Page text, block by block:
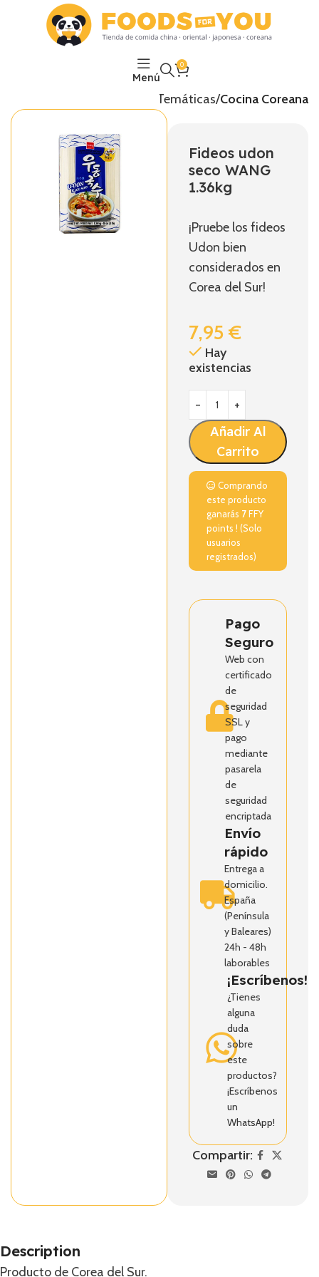
Menú
0
Temáticas Cocina Coreana
Fideos udon
seco WANG
1.36kg
¡Pruebe los fideos
Udon bien
considerados en
Corea del Sur!
7,95€
Hay
existencias
Añadir Al
Carrito
Comprando
este producto
ganarás 7FFY
points ! (Solo
usuarios
registrados)
Pago
Seguro
Web con
certificado
de
seguridad
SSL y
pago
mediante
pasarela
de
seguridad
encriptada
Envío
rápido
Entrega a
domicilio.
España
(Península
y Baleares)
24h - 48h
laborables
¡Escríbenos!
¿Tienes
alguna
duda
sobre
este
productos?
¡Escríbenos
un
WhatsApp!
Compartir:
Description
Producto de Corea del Sur.